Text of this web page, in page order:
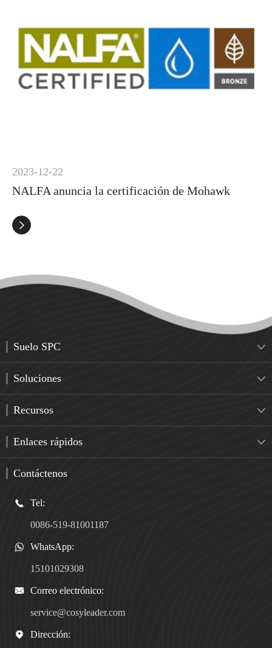
2023-12-22
NALFA anuncia la certificación de Mohawk

Suelo SPC 
Soluciones 
Recursos 
Enlaces rápidos 
Contáctenos
 Tel:
0086-519-81001187
 WhatsApp:
15101029308
 Correo electrónico:
service@cosyleader.com
 Dirección: